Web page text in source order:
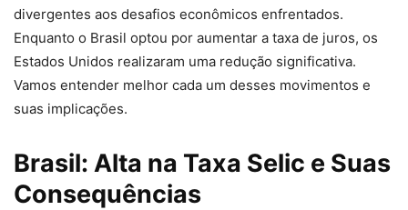
divergentes aos desafios econômicos enfrentados.
Enquanto o Brasil optou por aumentar a taxa de juros, os
Estados Unidos realizaram uma redução significativa.
Vamos entender melhor cada um desses movimentos e
suas implicações.
Brasil: Alta na Taxa Selic e Suas
Consequências